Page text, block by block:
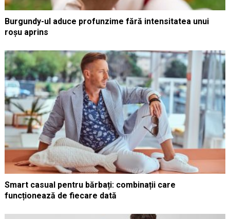
Burgundy-ul aduce profunzime fără intensitatea unui
roșu aprins
Smart casual pentru bărbați: combinații care
funcționează de fiecare dată